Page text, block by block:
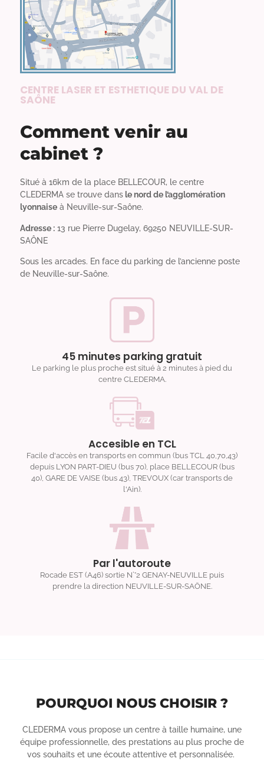
CENTRE LASER ET ESTHETIQUE DU VAL DE
SAÔNE
Comment venir au
cabinet ?
Situé à 16km de la place BELLECOUR, le centre
CLEDERMA se trouve dans le nord de l’agglomération
lyonnaise à Neuville-sur-Saône.
Adresse : 13 rue Pierre Dugelay, 69250 NEUVILLE-SUR-
SAÔNE
Sous les arcades. En face du parking de l’ancienne poste
de Neuville-sur-Saône.
45 minutes parking gratuit
Le parking le plus proche est situé à 2 minutes à pied du
centre CLEDERMA.
Accesible en TCL
Facile d'accès en transports en commun (bus TCL 40,70,43)
depuis LYON PART-DIEU (bus 70), place BELLECOUR (bus
40), GARE DE VAISE (bus 43), TREVOUX (car transports de
l'Ain).
Par l'autoroute
Rocade EST (A46) sortie N`°2 GENAY-NEUVILLE puis
prendre la direction NEUVILLE-SUR-SAÖNE.
POURQUOI NOUS CHOISIR ?
CLEDERMA vous propose un centre à taille humaine, une
équipe professionnelle, des prestations au plus proche de
vos souhaits et une écoute attentive et personnalisée.